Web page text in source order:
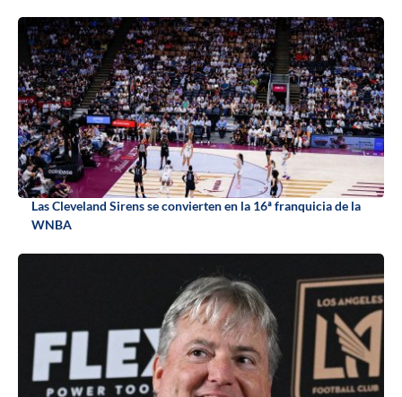
Las Cleveland Sirens se convierten en la 16ª franquicia de la
WNBA